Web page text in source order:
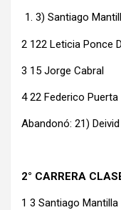
3) Santiago
2 122 Leticia
3 15 Jorge
4 22 Federico
Abandonó: 21)
2° CARRERA
1 3 Santiago